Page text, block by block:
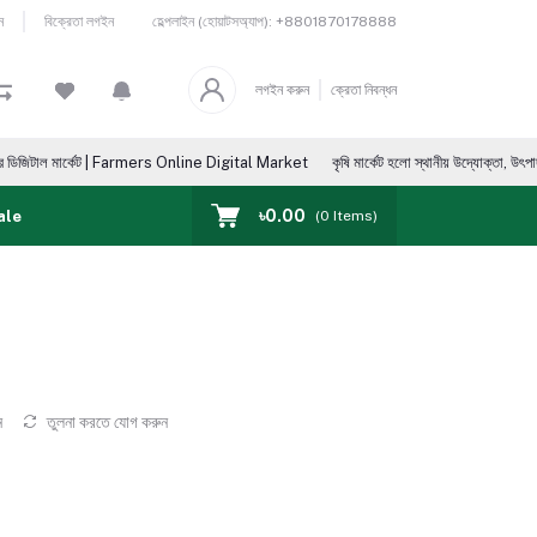
বিক্রেতা লগইন হেল্পলাইন (হোয়াটসঅ্যাপ): +8801870178888
লগইন করুন ক্রেতা নিবন্ধন
| Farmers Online Digital Market কৃষি মার্কেট হলো স্থানীয় উদ্যোক্তা, উৎপাদক, ভোক্তা,
৳0.00 (0 Items)
তুলনা করতে যোগ করুন